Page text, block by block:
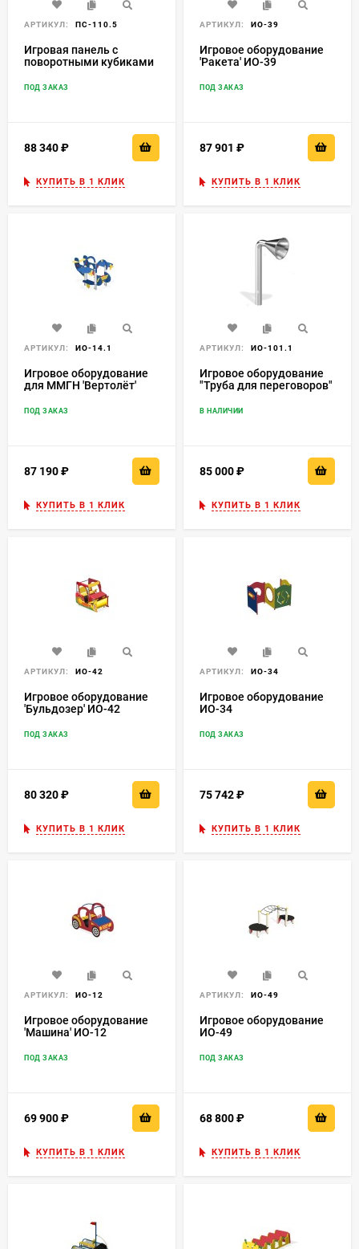
АРТИКУЛ: ПС-110.5
Игровая панель с
поворотными кубиками
ПОД ЗАКАЗ
88 340
КУПИТЬ В 1 КЛИК
АРТИКУЛ: ИО-39
Игровое оборудование
'Ракета' ИО-39
ПОД ЗАКАЗ
87 901
КУПИТЬ В 1 КЛИК
АРТИКУЛ: ИО-14.1
Игровое оборудование
для ММГН 'Вертолёт'
ПОД ЗАКАЗ
87 190
КУПИТЬ В 1 КЛИК
АРТИКУЛ: ИО-101.1
Игровое оборудование
"Труба для переговоров"
В НАЛИЧИИ
85 000
КУПИТЬ В 1 КЛИК
АРТИКУЛ: ИО-42
Игровое оборудование
'Бульдозер' ИО-42
ПОД ЗАКАЗ
80 320
КУПИТЬ В 1 КЛИК
АРТИКУЛ: ИО-34
Игровое оборудование
ИО-34
ПОД ЗАКАЗ
75 742
КУПИТЬ В 1 КЛИК
АРТИКУЛ: ИО-12
Игровое оборудование
'Машина' ИО-12
ПОД ЗАКАЗ
69 900
КУПИТЬ В 1 КЛИК
АРТИКУЛ: ИО-49
Игровое оборудование
ИО-49
ПОД ЗАКАЗ
68 800
КУПИТЬ В 1 КЛИК